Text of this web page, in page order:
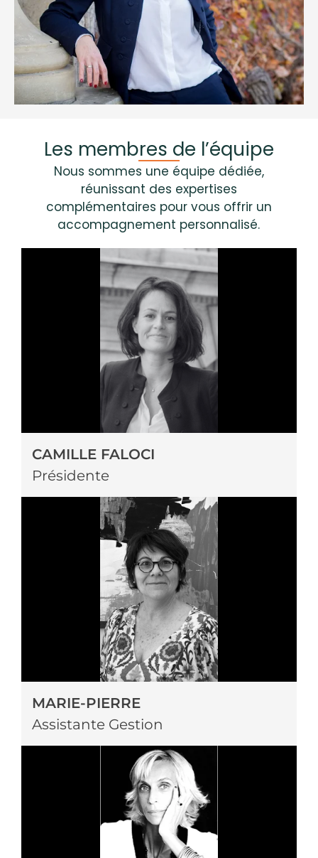
Les membres de l’équipe
Nous sommes une équipe dédiée,
réunissant des expertises
complémentaires pour vous offrir un
accompagnement personnalisé.
CAMILLE FALOCI
Présidente
MARIE-PIERRE
Assistante Gestion